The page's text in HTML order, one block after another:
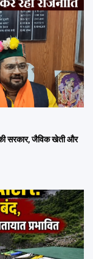
सरकार, जैविक खेती और